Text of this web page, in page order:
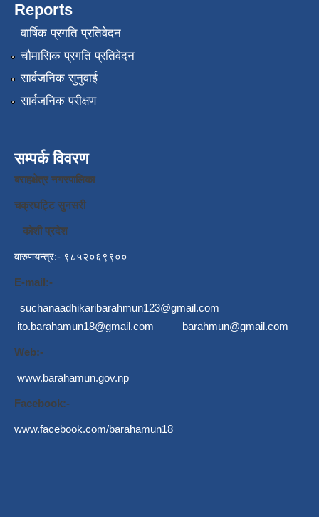
Reports
वार्षिक प्रगति प्रतिवेदन
चौमासिक प्रगति प्रतिवेदन
सार्वजनिक सुनुवाई
सार्वजनिक परीक्षण
सम्पर्क विवरण
बराहक्षेत्र नगरपालिका
चक्रघट्टि सुनसरी
कोशी प्रदेश
वारुणयन्त्र:- ९८५२०६९९००
E-mail:-
suchanaadhikaribarahmun123@gmail.com
ito.barahamun18@gmail.com
barahmun@gmail.com
Web:-
www.barahamun.gov.np
Facebook:-
www.facebook.com/barahamun18